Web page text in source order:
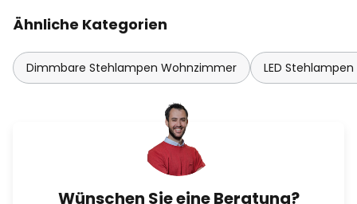
Ähnliche Kategorien
Dimmbare Stehlampen Wohnzimmer LED
Wünschen Sie eine Beratung?